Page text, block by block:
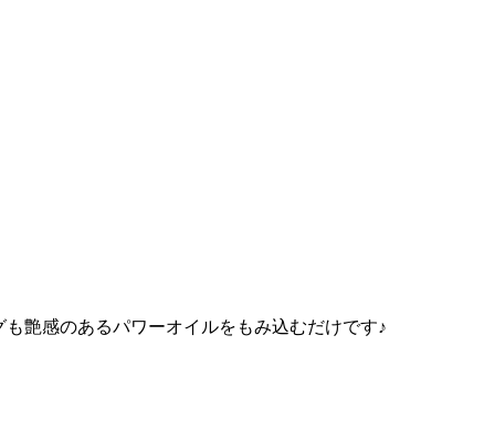
艶感のあるパワーオイルをもみ込むだけです♪